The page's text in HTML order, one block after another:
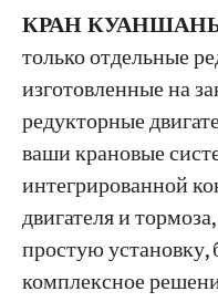
КРАН
только отдельные
изготовленные на
редукторные
ваши крановые
интегрированной
двигателя и
простую
комплексное